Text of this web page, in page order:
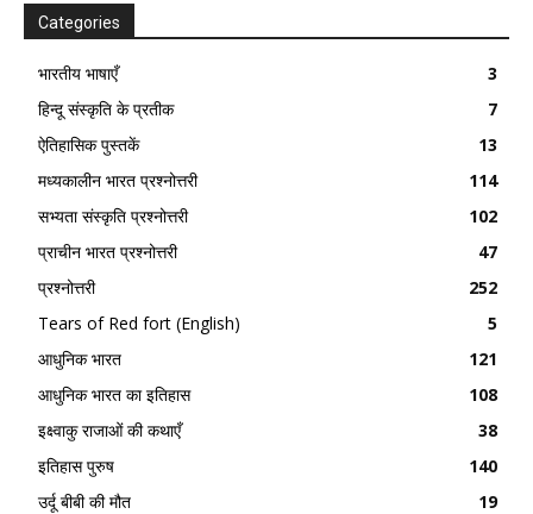
Categories
भारतीय भाषाएँ
3
हिन्दू संस्कृति के प्रतीक
7
ऐतिहासिक पुस्तकें
13
मध्यकालीन भारत प्रश्नोत्तरी
114
सभ्यता संस्कृति प्रश्नोत्तरी
102
प्राचीन भारत प्रश्नोत्तरी
47
प्रश्नोत्तरी
252
Tears of Red fort (English)
5
आधुनिक भारत
121
आधुनिक भारत का इतिहास
108
इक्ष्वाकु राजाओं की कथाएँ
38
इतिहास पुरुष
140
उर्दू बीबी की मौत
19